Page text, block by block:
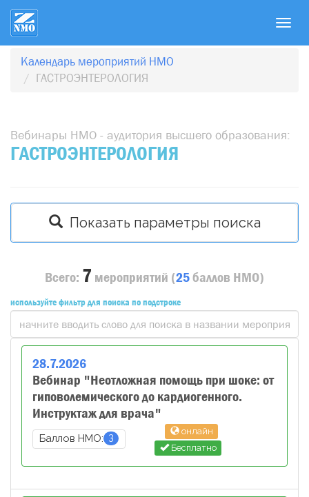
T
a
a
i
Календарь мероприятий НМО
ГАСТРОЭНТЕРОЛОГИЯ
Вебинары НМО - аудитория высшего образования:
ГАСТРОЭНТЕРОЛОГИЯ
Показать параметры поиска
Всего: 7 мероприятий (25баллов НМО)
используйте фильтр для поиска по подстроке
28.7.2026
Вебинар "Неотложная помощь при шоке: от
гиповолемического до кардиогенного.
Инструктаж для врача"
Баллов НМО: 3
онлайн
Бесплатно